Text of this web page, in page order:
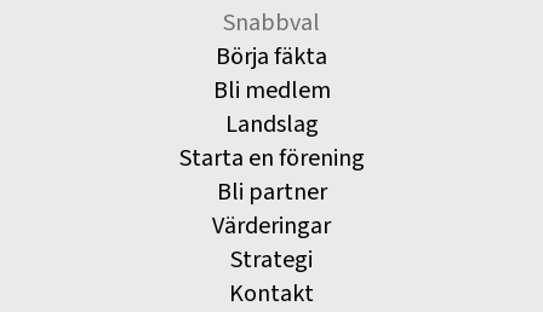
Snabbval
Börja fäkta
Bli medlem
Landslag
Starta en förening
Bli partner
Värderingar
Strategi
Kontakt